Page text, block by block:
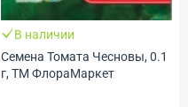
В наличии
Семена Томата Чесновы, 0.1
г, ТМ ФлораМаркет